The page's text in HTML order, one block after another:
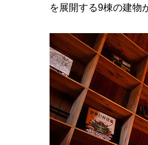
を展開する9棟の建物